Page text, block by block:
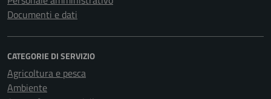
Documenti e dati
CATEGORIE DI SERVIZIO
Agricoltura e pesca
Ambiente